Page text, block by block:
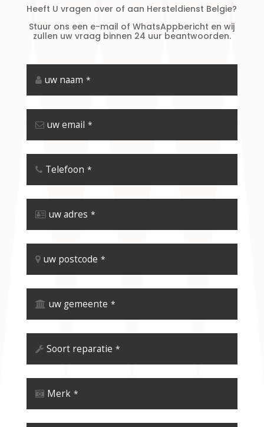
Heeft U vragen over of aan Hersteldienst Belgie?
Stuur ons een e-mail of WhatsAppbericht en wij
zullen uw vraag binnen 24 uur beantwoorden.
uw naam *
uw email *
Telefoon *
uw adres *
uw postcode *
uw gemeente *
Soort reparatie *
Merk *